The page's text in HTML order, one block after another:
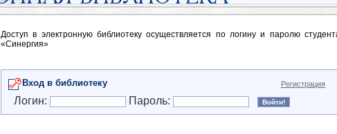
Доступ в электронную библиотеку осуществляется по логину и паролю
«Синергия»
Вход в библиотеку Регистрация
Логин: Пароль: